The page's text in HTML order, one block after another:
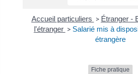
Accueil particuliers > Étranger -
l'étranger > Salarié mis à
étrangère
Fiche pratique